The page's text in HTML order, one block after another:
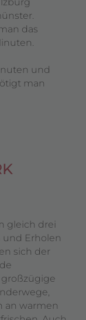
das
und
man
gleich drei
und Erholen
sich der
an warmen